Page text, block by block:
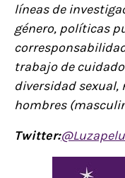
líneas de
género, políticas
trabajo de
diversidad sexual,
hombres
Twitter: